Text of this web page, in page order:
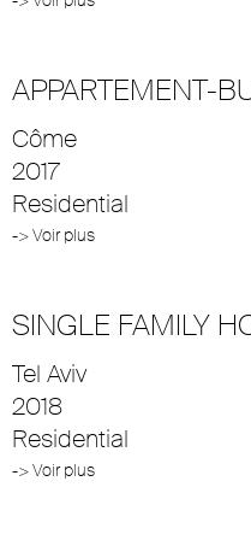
APPARTEMENT-
Côme
2017
Residential
-> Voir plus
SINGLE FAMILY
Tel Aviv
2018
Residential
-> Voir plus